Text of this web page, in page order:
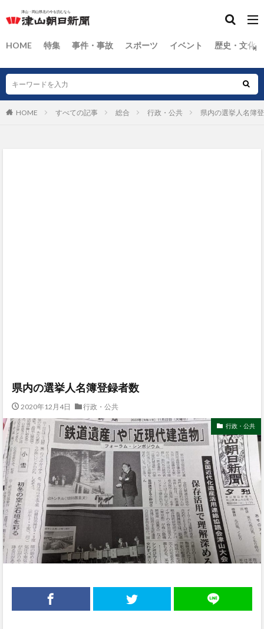
HOME 特集 事件・事故 スポーツ イベント 歴史・文化
HOME すべての記事 総合 行政・公共 県内の選挙人名簿
県内の選挙人名簿登録者数
2020年12月4日 行政・公共
行政・公共